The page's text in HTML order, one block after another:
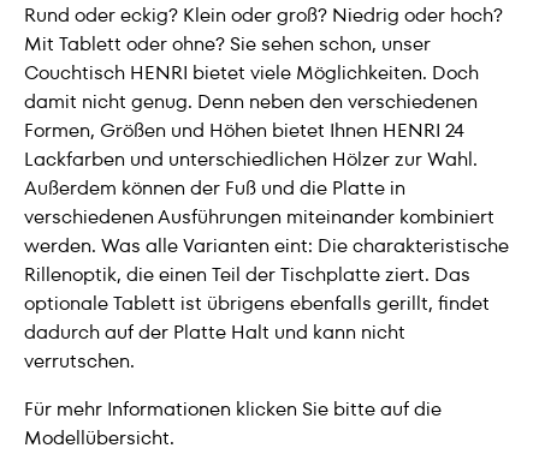
Rund oder eckig? Klein oder groß? Niedrig oder hoch?
Mit Tablett oder ohne? Sie sehen schon, unser
Couchtisch HENRI bietet viele Möglichkeiten. Doch
damit nicht genug. Denn neben den verschiedenen
Formen, Größen und Höhen bietet Ihnen HENRI 24
Lackfarben und unterschiedlichen Hölzer zur Wahl.
Außerdem können der Fuß und die Platte in
verschiedenen Ausführungen miteinander kombiniert
werden. Was alle Varianten eint: Die charakteristische
Rillenoptik, die einen Teil der Tischplatte ziert. Das
optionale Tablett ist übrigens ebenfalls gerillt, findet
dadurch auf der Platte Halt und kann nicht
verrutschen.
Für mehr Informationen klicken Sie bitte auf die
Modellübersicht.